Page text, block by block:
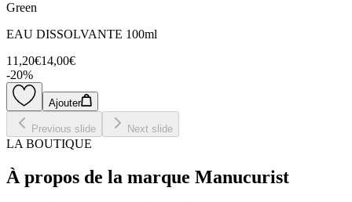
Green
EAU DISSOLVANTE 100ml
11,20€14,00€
-20%
Ajouter
Previous slide Next slide
LA BOUTIQUE
À propos de la marque Manucurist